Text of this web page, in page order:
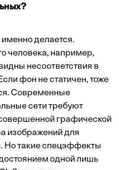
именно делается.
человека, например,
несоответствия в
фон не статичен, тоже
Современные
сети требуют
графической
изображений для
Но такие спецэффекты
одной лишь